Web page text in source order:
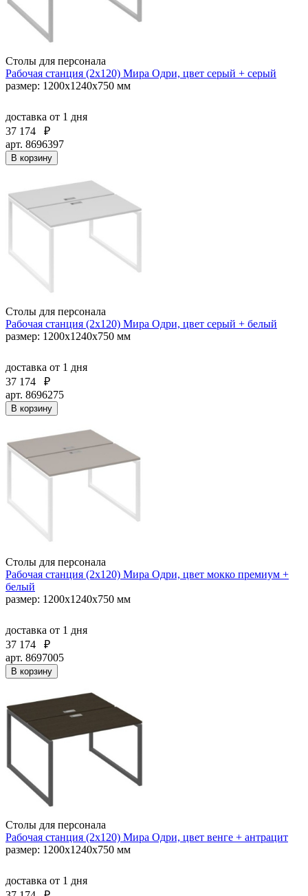
Столы для персонала
Рабочая станция (2х120) Мира Одри, цвет серый + серый
размер: 1200x1240x750 мм
доставка от 1 дня
37 174
₽
арт. 8696397
В корзину
Столы для персонала
Рабочая станция (2х120) Мира Одри, цвет серый + белый
размер: 1200x1240x750 мм
доставка от 1 дня
37 174
₽
арт. 8696275
В корзину
Столы для персонала
Рабочая станция (2х120) Мира Одри, цвет мокко премиум +
белый
размер: 1200x1240x750 мм
доставка от 1 дня
37 174
₽
арт. 8697005
В корзину
Столы для персонала
Рабочая станция (2х120) Мира Одри, цвет венге + антрацит
размер: 1200x1240x750 мм
доставка от 1 дня